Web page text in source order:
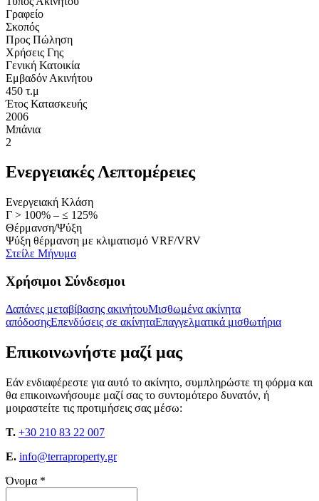
Γραφείο
Σκοπός
Προς Πώληση
Χρήσεις Γης
Γενική Κατοικία
Εμβαδόν Ακινήτου
450 τ.μ
Έτος Κατασκευής
2006
Μπάνια
2
Ενεργειακές Λεπτομέρειες
Ενεργειακή Κλάση
Γ > 100% – ≤ 125%
Θέρμανση/Ψύξη
Ψύξη θέρμανση με κλιματισμό VRF/VRV
Στείλε Μήνυμα
Χρήσιμοι Σύνδεσμοι
Δαπάνες μεταβίβασης ακινήτουΜισθωμένα ακίνητα
απόδοσηςΕπενδύσεις σε ακίνηταΕπαγγελματικά μισθωτήρια
Επικοινωνήστε μαζί μας
Εάν ενδιαφέρεστε για αυτό το ακίνητο, συμπληρώστε τη φόρμα και
θα επικοινωνήσουμε μαζί σας το συντομότερο δυνατόν, ή
μοιραστείτε τις προτιμήσεις σας μέσω:
T. +30 210 83 22 007
E. info@terraproperty.gr
Όνομα *